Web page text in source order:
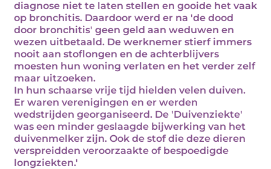
diagnose niet te laten stellen en gooide het vaak
op bronchitis. Daardoor werd er na 'de dood
door bronchitis' geen geld aan weduwen en
wezen uitbetaald. De werknemer stierf immers
nooit aan stoflongen en de achterblijvers
moesten hun woning verlaten en het verder zelf
maar uitzoeken.
In hun schaarse vrije tijd hielden velen duiven.
Er waren verenigingen en er werden
wedstrijden georganiseerd. De 'Duivenziekte'
was een minder geslaagde bijwerking van het
duivenmelker zijn. Ook de stof die deze dieren
verspreidden veroorzaakte of bespoedigde
longziekten.'